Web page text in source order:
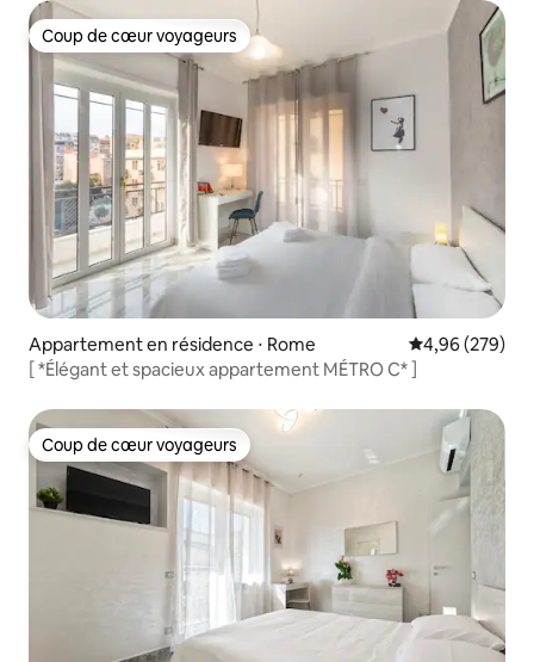
Coup de cœur voyageurs
Coup de cœur voyageurs
Appartement en résidence ⋅ Rome Évaluation
4,96 (279)
[ *Élégant et spacieux appartement MÉTRO C* ]
Coup de cœur voyageurs
Coup de cœur voyageurs